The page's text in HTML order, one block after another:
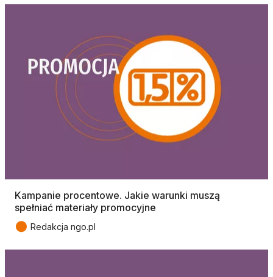
Kampanie procentowe. Jakie warunki muszą
spełniać materiały promocyjne
● Redakcja ngo.pl